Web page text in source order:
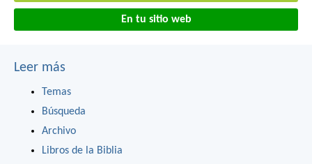
En tu sitio web
Leer más
Temas
Búsqueda
Archivo
Libros de la Biblia